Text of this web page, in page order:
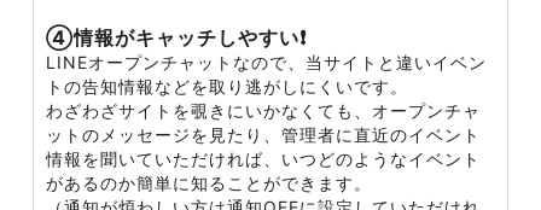
④情報がキャッチしやすい❗
LINEオープンチャットなので、当サイトと違いイベン
トの告知情報などを取り逃がしにくいです。
わざわざサイトを覗きにいかなくても、オープンチャ
ットのメッセージを見たり、管理者に直近のイベント
情報を聞いていただければ、いつどのようなイベント
があるのか簡単に知ることができます。